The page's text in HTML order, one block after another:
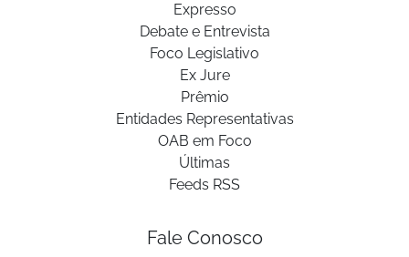
Expresso
Debate e Entrevista
Foco Legislativo
Ex Jure
Prêmio
Entidades Representativas
OAB em Foco
Últimas
Feeds RSS
Fale Conosco